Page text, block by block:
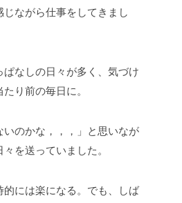
じながら仕事をしてきまし
ぱなしの日々が多く、気づけ
り前の毎日に。
いのかな，，，」と思いなが
を送っていました。
的には楽になる。でも、しば